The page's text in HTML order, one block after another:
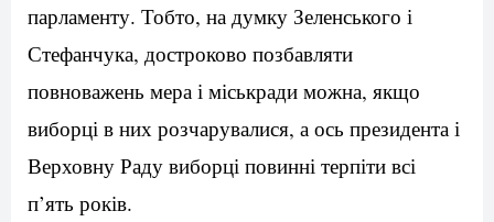
парламенту. Тобто, на думку Зеленського і
Стефанчука, достроково позбавляти
повноважень мера і міськради можна, якщо
виборці в них розчарувалися, а ось президента і
Верховну Раду виборці повинні терпіти всі
п’ять років.